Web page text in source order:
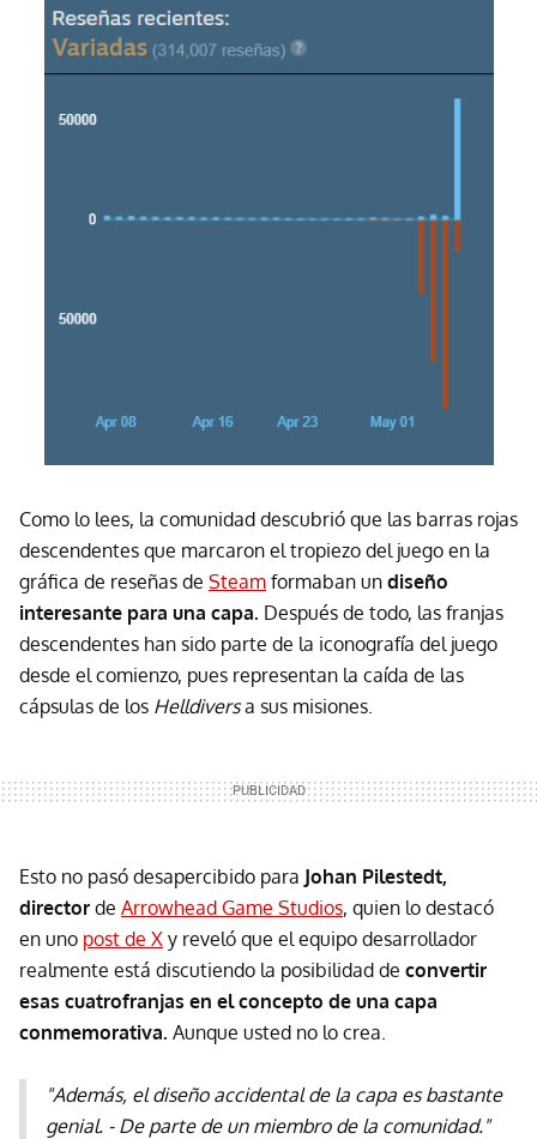
Como lo lees, la comunidad descubrió que las barras rojas
descendentes que marcaron el tropiezo del juego en la
gráfica de reseñas de Steam formaban un diseño
interesante para una capa. Después de todo, las franjas
descendentes han sido parte de la iconografía del juego
desde el comienzo, pues representan la caída de las
cápsulas de los Helldiversa sus misiones.
Esto no pasó desapercibido para Johan Pilestedt,
director de Arrowhead Game Studios, quien lo destacó
en uno post de X y reveló que el equipo desarrollador
realmente está discutiendo la posibilidad de convertir
esas cuatrofranjas en el concepto de una capa
conmemorativa. Aunque usted no lo crea.
"Además, el diseño accidental de la capa es bastante
genial. - De parte de un miembro de la comunidad."